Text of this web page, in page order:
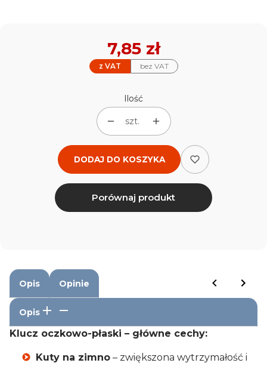
z VAT bez VAT
Cena
7,85 zł
Ilość
szt.
DODAJ DO KOSZYKA
Porównaj produkt
Opis Opinie
Opis
Klucz oczkowo-płaski – główne cechy:
Kuty na zimno – zwiększona wytrzymałość i